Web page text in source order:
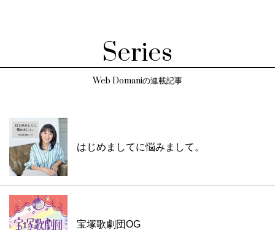
Series
Web Domaniの連載記事
はじめましてに悩みまして。
宝塚歌劇団OG